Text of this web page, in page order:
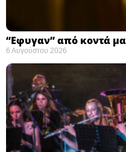
“Εφυγαν” από κοντά
6 Αυγούστου 2026